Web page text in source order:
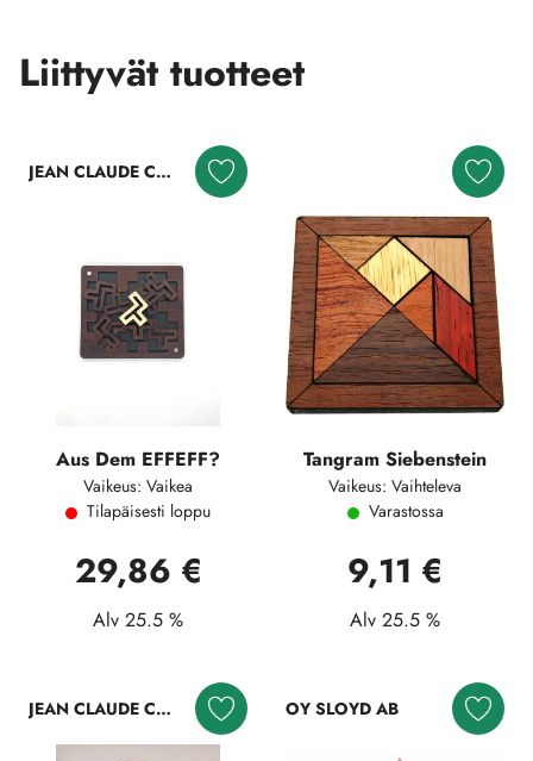
Liittyvät tuotteet
JEAN CLAUDE CONSTANTIN
Aus Dem EFFEFF?
Vaikeus: Vaikea
Tilapäisesti loppu
29,86 €
Alv 25.5 %
Tangram Siebenstein
Vaikeus: Vaihteleva
Varastossa
9,11 €
Alv 25.5 %
JEAN CLAUDE CONSTANTIN OY SLOYD AB